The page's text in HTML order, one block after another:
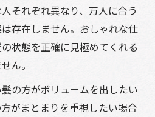
それぞれ異なり、万人に合う
存在しません。おしゃれな仕
状態を正確に見極めてくれる
ん。
の方がボリュームを出したい
がまとまりを重視したい場合